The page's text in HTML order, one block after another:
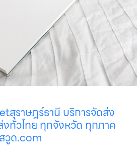
สุราษฎร์ธานี บริการจัดส่ง
ทั่วไทย ทุกจังหวัด ทุกภาค
วูด.com